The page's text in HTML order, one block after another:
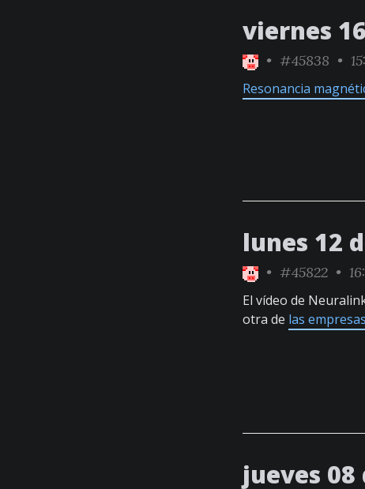
viernes
• #45838 •
Resonancia
lunes 12
• #45822 •
El vídeo de
otra de las
jueves 08